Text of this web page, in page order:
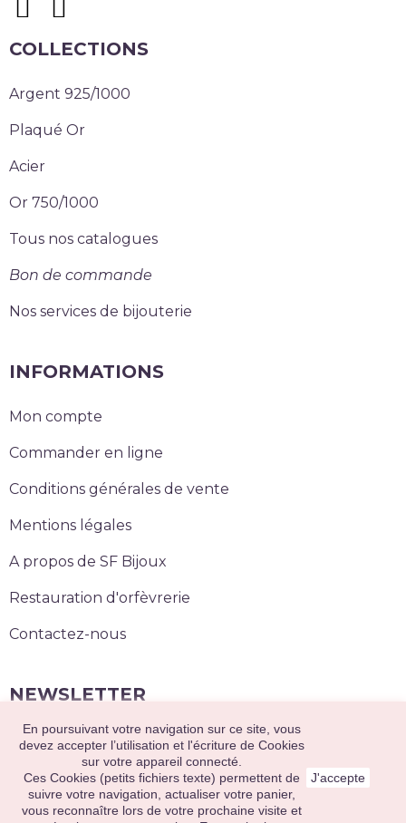
En poursuivant votre navigation sur ce site, vous
devez accepter l’utilisation et l'écriture de Cookies
sur votre appareil connecté.
Ces Cookies (petits fichiers texte) permettent de
suivre votre navigation, actualiser votre panier,
vous reconnaître lors de votre prochaine visite et
J'accepte
COLLECTIONS
Argent 925/1000
Plaqué Or
Acier
Or 750/1000
Tous nos catalogues
Bon de commande
Nos services de bijouterie
INFORMATIONS
Mon compte
Commander en ligne
Conditions générales de vente
Mentions légales
A propos de SF Bijoux
Restauration d'orfèvrerie
Contactez-nous
NEWSLETTER
S’abonner
2020 © Sainte Foy Bijoux. Tous droits réservés.